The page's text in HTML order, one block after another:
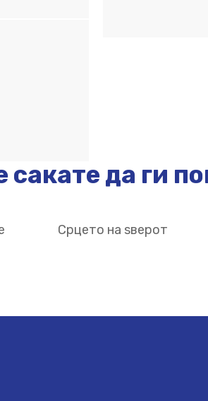
да ги
Срцето на ѕверот